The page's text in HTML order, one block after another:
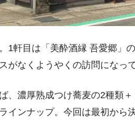
1軒目は「美酔酒縁 吾愛郷」
がなくようやくの訪問になっ
、濃厚熟成つけ蕎麦の2種類
インナップ。今回は最初から